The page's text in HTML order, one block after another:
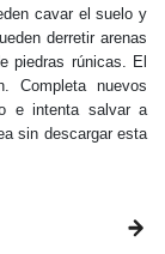
cavar el suelo y
derretir arenas
piedras rúnicas. El
Completa nuevos
e intenta salvar a
sin descargar esta